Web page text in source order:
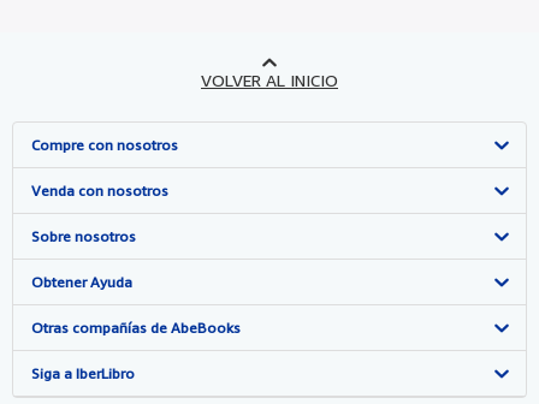
VOLVER AL INICIO
Compre con nosotros
Búsqueda avanzada
Colecciones
Mi cuenta
Mis pedidos
Ver carrito
Venda con nosotros
Comenzar a vender
Únase a nuestro programa de afiliados
Recomiende un vendedor
Sobre nosotros
Sobre IberLibro
Medios
Empleo
Obtener Ayuda
Preguntas frecuentes y guías
Atención al Cliente
Otras compañías de AbeBooks
AbeBooks.com
Siga a IberLibro